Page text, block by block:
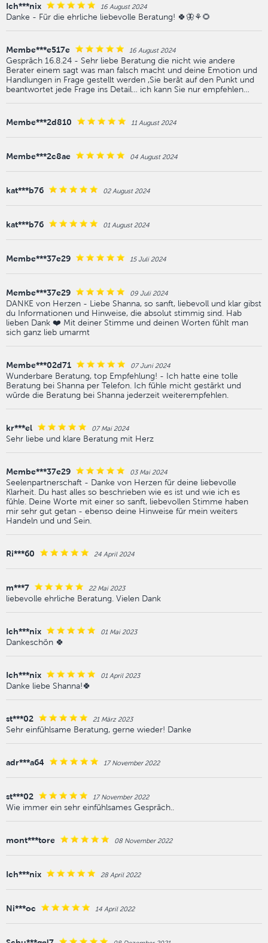
Ich***nix 16 August 2024
Danke - Für die ehrliche liebevolle Beratung! 🍀🦋⚘️🌻
Membe***e517e 16 August 2024
Gespräch 16.8.24 - Sehr liebe Beratung die nicht wie andere
Berater einem sagt was man falsch macht und deine Emotion und
Handlungen in Frage gestellt werden ,Sie berät auf den Punkt und
beantwortet jede Frage ins Detail… ich kann Sie nur empfehlen…
Membe***2d810 11 August 2024
Membe***2c8ae 04 August 2024
kat***b76 02 August 2024
kat***b76 01 August 2024
Membe***37e29 15 Juli 2024
Membe***37e29 09 Juli 2024
DANKE von Herzen - Liebe Shanna, so sanft, liebevoll und klar gibst
du Informationen und Hinweise, die absolut stimmig sind. Hab
lieben Dank ❤️ Mit deiner Stimme und deinen Worten fühlt man
sich ganz lieb umarmt
Membe***02d71 07 Juni 2024
Wunderbare Beratung, top Empfehlung! - Ich hatte eine tolle
Beratung bei Shanna per Telefon. Ich fühle micht gestärkt und
würde die Beratung bei Shanna jederzeit weiterempfehlen.
kr***el 07 Mai 2024
Sehr liebe und klare Beratung mit Herz
Membe***37e29 03 Mai 2024
Seelenpartnerschaft - Danke von Herzen für deine liebevolle
Klarheit. Du hast alles so beschrieben wie es ist und wie ich es
fühle. Deine Worte mit einer so sanft, liebevollen Stimme haben
mir sehr gut getan - ebenso deine Hinweise für mein weiters
Handeln und und Sein.
Ri***60 24 April 2024
m***7 22 Mai 2023
liebevolle ehrliche Beratung. Vielen Dank
Ich***nix 01 Mai 2023
Dankeschön 🍀
Ich***nix 01 April 2023
Danke liebe Shanna!🍀
st***02 21 März 2023
Sehr einfühlsame Beratung, gerne wieder! Danke
adr***a64 17 November 2022
st***02 17 November 2022
Wie immer ein sehr einfühlsames Gespräch..
mont***tore 08 November 2022
Ich***nix 28 April 2022
Ni***oc 14 April 2022